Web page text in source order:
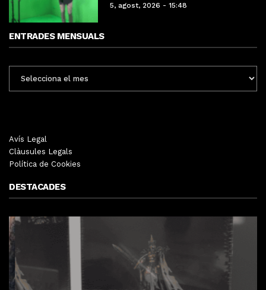
5, agost, 2026 - 15:48
ENTRADES MENSUALS
MENSUALS
Avís Legal
Clàusules Legals
Política de Cookies
DESTACADES